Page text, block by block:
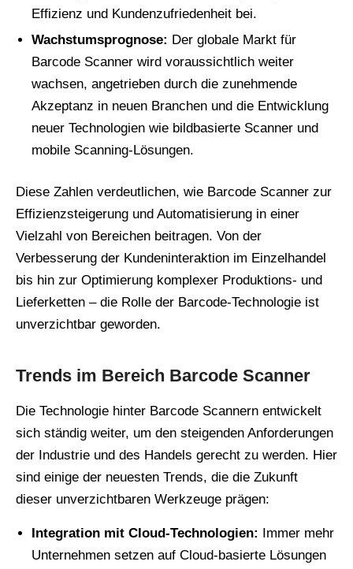
Effizienz und Kundenzufriedenheit bei.
Wachstumsprognose: Der globale Markt für
Barcode Scanner wird voraussichtlich weiter
wachsen, angetrieben durch die zunehmende
Akzeptanz in neuen Branchen und die Entwicklung
neuer Technologien wie bildbasierte Scanner und
mobile Scanning-Lösungen.
Diese Zahlen verdeutlichen, wie Barcode Scanner zur
Effizienzsteigerung und Automatisierung in einer
Vielzahl von Bereichen beitragen. Von der
Verbesserung der Kundeninteraktion im Einzelhandel
bis hin zur Optimierung komplexer Produktions- und
Lieferketten – die Rolle der Barcode-Technologie ist
unverzichtbar geworden.
Trends im Bereich Barcode Scanner
Die Technologie hinter Barcode Scannern entwickelt
sich ständig weiter, um den steigenden Anforderungen
der Industrie und des Handels gerecht zu werden. Hier
sind einige der neuesten Trends, die die Zukunft
dieser unverzichtbaren Werkzeuge prägen:
Integration mit Cloud-Technologien: Immer mehr
Unternehmen setzen auf Cloud-basierte Lösungen